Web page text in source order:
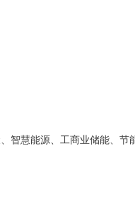
智慧能源、工商业储能、节